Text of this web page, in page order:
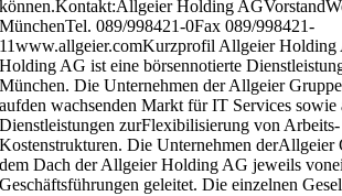
können.Kontakt:Allgeier Holding
MünchenTel. 089/998421-0Fax 089/998421-
11www.allgeier.comKurzprofil Allgeier
Holding AG ist eine börsennotierte
München. Die Unternehmen der Allgeier
aufden wachsenden Markt für IT Services sowie
Dienstleistungen zurFlexibilisierung von Arbeits-
Kostenstrukturen. Die Unternehmen derAllgeier
dem Dach der Allgeier Holding AG jeweils
Geschäftsführungen geleitet. Die einzelnen